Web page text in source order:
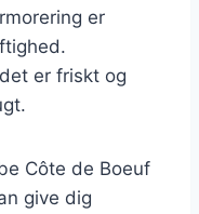
er
er friskt og
Côte de Boeuf
give dig